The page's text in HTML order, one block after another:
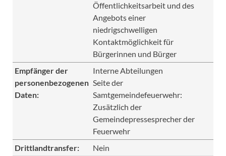
Öffentlichkeitsarbeit und des
Angebots einer
niedrigschwelligen
Kontaktmöglichkeit für
Bürgerinnen und Bürger
Empfänger der
personenbezogenen
Daten:
Interne Abteilungen
Seite der
Samtgemeindefeuerwehr:
Zusätzlich der
Gemeindepressesprecher der
Feuerwehr
Drittlandtransfer:
Nein